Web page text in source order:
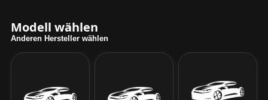
Modell wählen
Anderen Hersteller wählen